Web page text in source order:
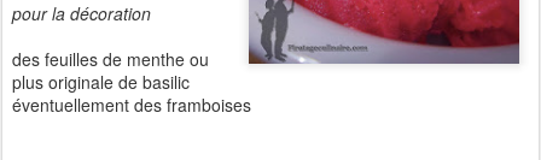
pour la décoration
des feuilles de menthe ou
plus originale de basilic
éventuellement des framboises